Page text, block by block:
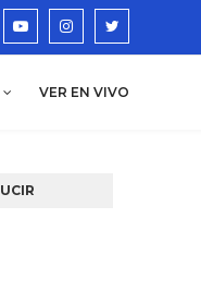
VER EN VIVO